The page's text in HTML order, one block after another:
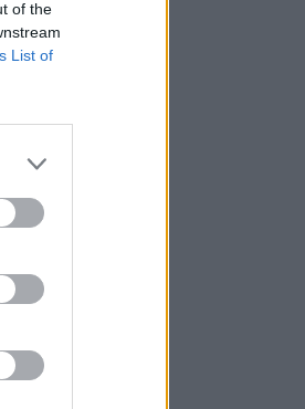
of the
List of